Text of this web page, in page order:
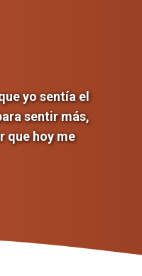
yo sentía el
sentir más,
que hoy me